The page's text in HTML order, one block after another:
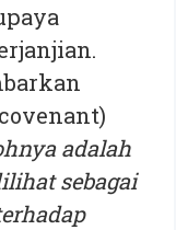
adalah
sebagai